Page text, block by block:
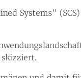
Systems"